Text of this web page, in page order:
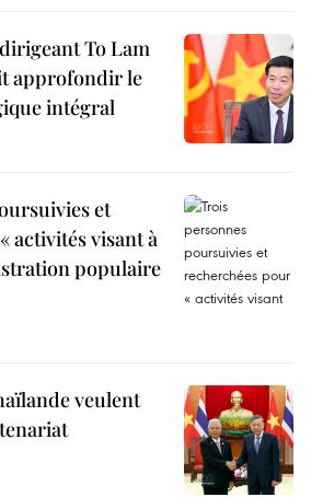
To Lam
approfondir le
intégral
et
activités visant à
populaire
veulent